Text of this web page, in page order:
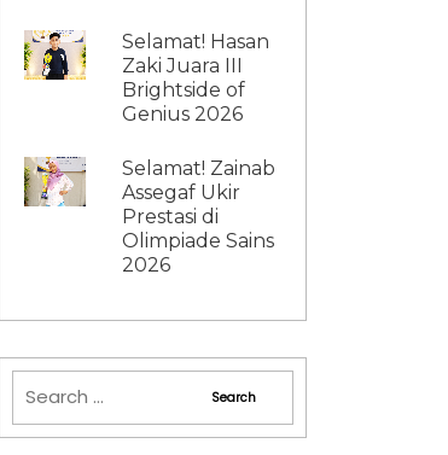
Selamat! Hasan
Zaki Juara III
Brightside of
Genius 2026
Selamat! Zainab
Assegaf Ukir
Prestasi di
Olimpiade Sains
2026